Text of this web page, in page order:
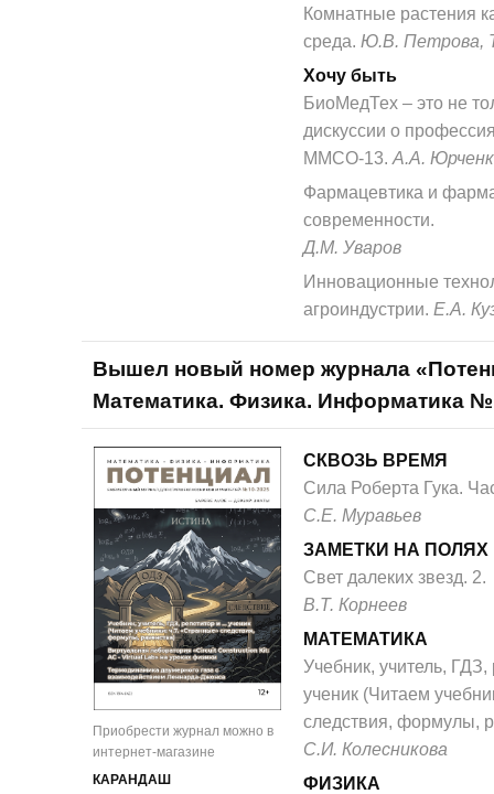
Комнатные растения
среда. Ю.В. Петрова,
Хочу быть
БиоМедТех – это не
дискуссии о
ММСО-13. А.А.
Фармацевтика и
современности.
Д.М. Уваров
Инновационные
агроиндустрии. Е.А.
Вышел новый номер журнала
Математика. Физика. Информатика
Приобрести журнал можно в
интернет-магазине
КАРАНДАШ
СКВОЗЬ ВРЕМЯ
Сила Роберта Гука.
С.Е. Муравьев
ЗАМЕТКИ НА ПОЛЯХ
Свет далеких звезд. 2.
В.Т. Корнеев
МАТЕМАТИКА
Учебник, учитель, ГДЗ,
ученик (Читаем
следствия, формулы,
С.И. Колесникова
ФИЗИКА